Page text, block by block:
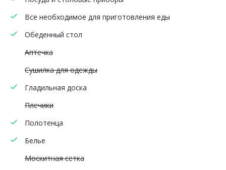
Все необходимое для приготовления еды
Обеденный стол
Аптечка
Сушилка для одежды
Гладильная доска
Плечики
Полотенца
Белье
Москитная сетка